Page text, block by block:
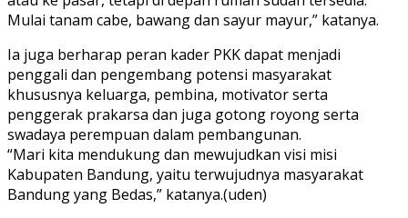
Mulai tanam cabe, bawang dan sayur mayur,” katanya.
Ia juga berharap peran kader PKK dapat menjadi
penggali dan pengembang potensi masyarakat
khususnya keluarga, pembina, motivator serta
penggerak prakarsa dan juga gotong royong serta
swadaya perempuan dalam pembangunan.
“Mari kita mendukung dan mewujudkan visi misi
Kabupaten Bandung, yaitu terwujudnya masyarakat
Bandung yang Bedas,” katanya.(uden)